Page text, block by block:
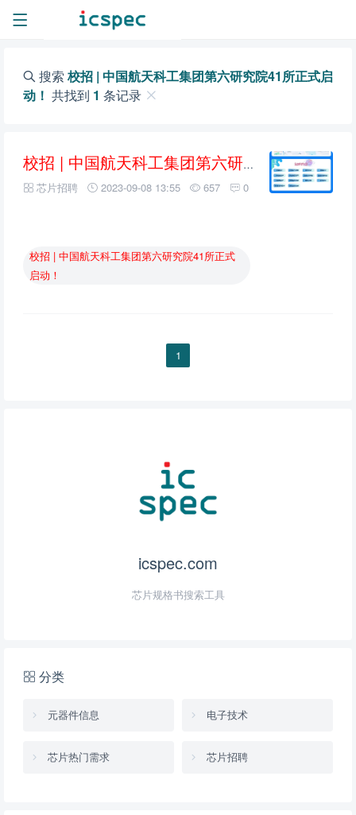
搜索 校招 | 中国航天科工集团第六研究院41所正式启
动！ 共找到 1 条记录
校招 | 中国航天科工集团第六研究院41所正式启动！
芯片招聘 2023-09-08 13:55 657 0
校招 | 中国航天科工集团第六研究院41所正式
启动！
1
icspec.com
芯片规格书搜索工具
分类
元器件信息 电子技术
芯片热门需求 芯片招聘